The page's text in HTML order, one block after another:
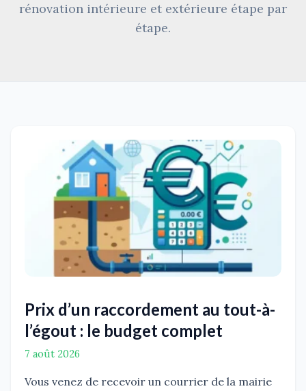
rénovation intérieure et extérieure étape par
étape.
Prix d’un raccordement au tout-à-
l’égout : le budget complet
7 août 2026
Vous venez de recevoir un courrier de la mairie